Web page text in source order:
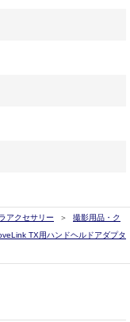
アクセサリー
撮影用品・ク
TX用ハンドヘルドアダプタ